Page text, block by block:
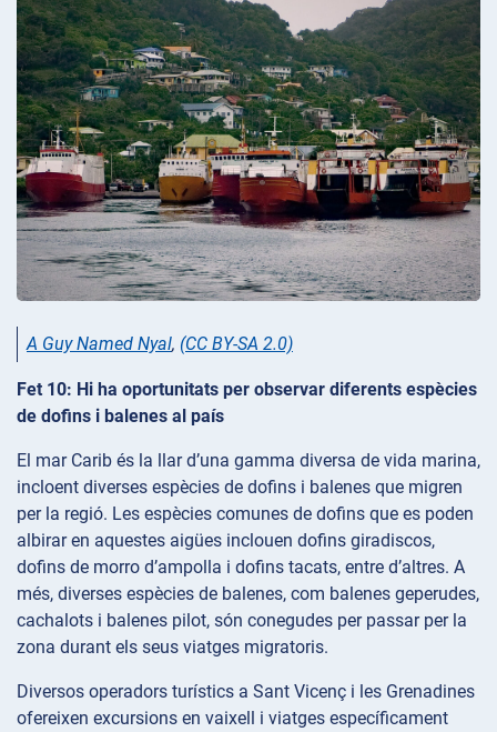
A Guy Named Nyal, (CC BY-SA 2.0)
Fet 10: Hi ha oportunitats per observar diferents espècies
de dofins i balenes al país
El mar Carib és la llar d’una gamma diversa de vida marina,
incloent diverses espècies de dofins i balenes que migren
per la regió. Les espècies comunes de dofins que es poden
albirar en aquestes aigües inclouen dofins giradiscos,
dofins de morro d’ampolla i dofins tacats, entre d’altres. A
més, diverses espècies de balenes, com balenes geperudes,
cachalots i balenes pilot, són conegudes per passar per la
zona durant els seus viatges migratoris.
Diversos operadors turístics a Sant Vicenç i les Grenadines
ofereixen excursions en vaixell i viatges específicament